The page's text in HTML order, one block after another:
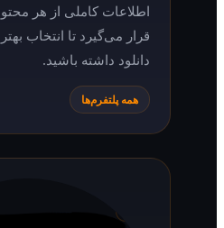
اطلاعات کاملی از هر محتوا در اختیار
قرار می‌گیرد تا انتخاب بهتری برای
دانلود داشته باشید.
همه پلتفرم‌ها